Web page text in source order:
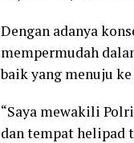
Dengan adanya
mempermudah
baik yang menuju
“Saya mewakili
dan tempat helipad